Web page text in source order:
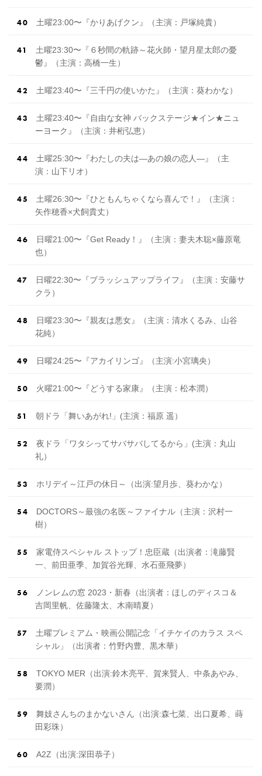
土曜23:00〜『かりあげクン』（主演：戸塚純貴）
土曜23:30〜『６秒間の軌跡～花火師・望月星太郎の憂
鬱』（主演：高橋一生）
土曜23:40〜『三千円の使いかた』（主演：葵わかな）
土曜23:40〜『自由な女神 バックステージ★イン★ニュ
ーヨーク』（主演：井桁弘恵）
土曜25:30〜『わたしの夫は―あの娘の恋人―』（主
演：山下リオ）
土曜26:30〜『ひともんちゃくなら喜んで！』（主演：
矢作穂香×犬飼貴丈）
日曜21:00〜『Get Ready！』（主演：妻夫木聡×藤原竜
也）
日曜22:30〜『ブラッシュアップライフ』（主演：安藤サ
クラ）
日曜23:30〜『親友は悪女』（主演：清水くるみ、山谷
花純）
日曜24:25〜『アカイリンゴ』（主演:小宮璃央）
火曜21:00〜『どうする家康』（主演：松本潤）
朝ドラ「舞いあがれ!」(主演：福原 遥）
夜ドラ「ワタシってサバサバしてるから」(主演：丸山
礼）
ホリデイ～江戸の休日～（出 演 :望月歩、葵わかな）
DOCTORS～最強の名医～ファイナル（主演：沢村一
樹）
家電侍スペシャル ストップ！忠臣蔵（出演者：滝藤賢
一、前田亜季、加賀谷光輝、水石亜飛夢）
ノンレムの窓 2023・新春（出演者：ほしのディスコ＆
吉岡里帆、佐藤隆太、木南晴夏）
土曜プレミアム・映画公開記念「イチケイのカラス スペ
シャル」（出演者：竹野内豊、黒木華）
TOKYO MER（出 演 :鈴木亮平、賀来賢人、中条あやみ、
要潤）
舞妓さんちのまかないさん（出 演 :森七菜、出口夏希、蒔
田彩珠）
A2Z（出 演 :深田恭子）